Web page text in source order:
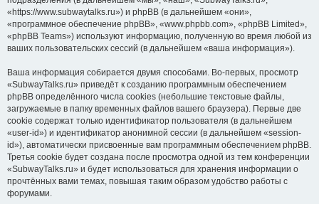
«https://www.subwaytalks.ru») и phpBB (в дальнейшем «они»,
«программное обеспечение phpBB», «www.phpbb.com», «phpBB Limited»,
«phpBB Teams») используют информацию, полученную во время любой из
ваших пользовательских сессий (в дальнейшем «ваша информация»).
Ваша информация собирается двумя способами. Во-первых, просмотр
«SubwayTalks.ru» приведёт к созданию программным обеспечением
phpBB определённого числа cookies (небольшие текстовые файлы,
загружаемые в папку временных файлов вашего браузера). Первые две
cookie содержат только идентификатор пользователя (в дальнейшем
«user-id») и идентификатор анонимной сессии (в дальнейшем «session-
id»), автоматически присвоенные вам программным обеспечением phpBB.
Третья cookie будет создана после просмотра одной из тем конференции
«SubwayTalks.ru» и будет использоваться для хранения информации о
прочтённых вами темах, повышая таким образом удобство работы с
форумами.